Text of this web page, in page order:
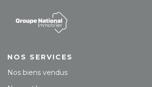
NOS SERVICES
Nos biens vendus